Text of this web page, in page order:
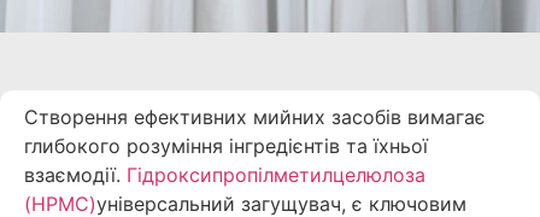
Створення ефективних мийних засобів вимагає
глибокого розуміння інгредієнтів та їхньої
взаємодії. Гідроксипропілметилцелюлоза
(HPMC)універсальний загущувач, є ключовим